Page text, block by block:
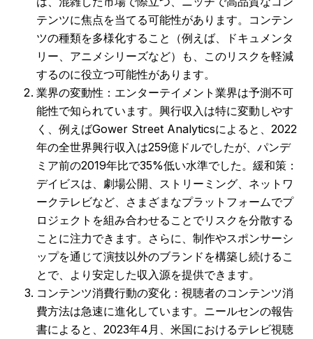
テンツに焦点を当てる可能性があります。コンテン
ツの種類を多様化すること（例えば、ドキュメンタ
リー、アニメシリーズなど）も、このリスクを軽減
するのに役立つ可能性があります。
業界の変動性：エンターテイメント業界は予測不可
能性で知られています。興行収入は特に変動しやす
く、例えばGower Street Analyticsによると、2022
年の全世界興行収入は259億ドルでしたが、パンデ
ミア前の2019年比で35%低い水準でした。緩和策：
デイビスは、劇場公開、ストリーミング、ネットワ
ークテレビなど、さまざまなプラットフォームでプ
ロジェクトを組み合わせることでリスクを分散する
ことに注力できます。さらに、制作やスポンサーシ
ップを通じて演技以外のブランドを構築し続けるこ
とで、より安定した収入源を提供できます。
コンテンツ消費行動の変化：視聴者のコンテンツ消
費方法は急速に進化しています。ニールセンの報告
書によると、2023年4月、米国におけるテレビ視聴